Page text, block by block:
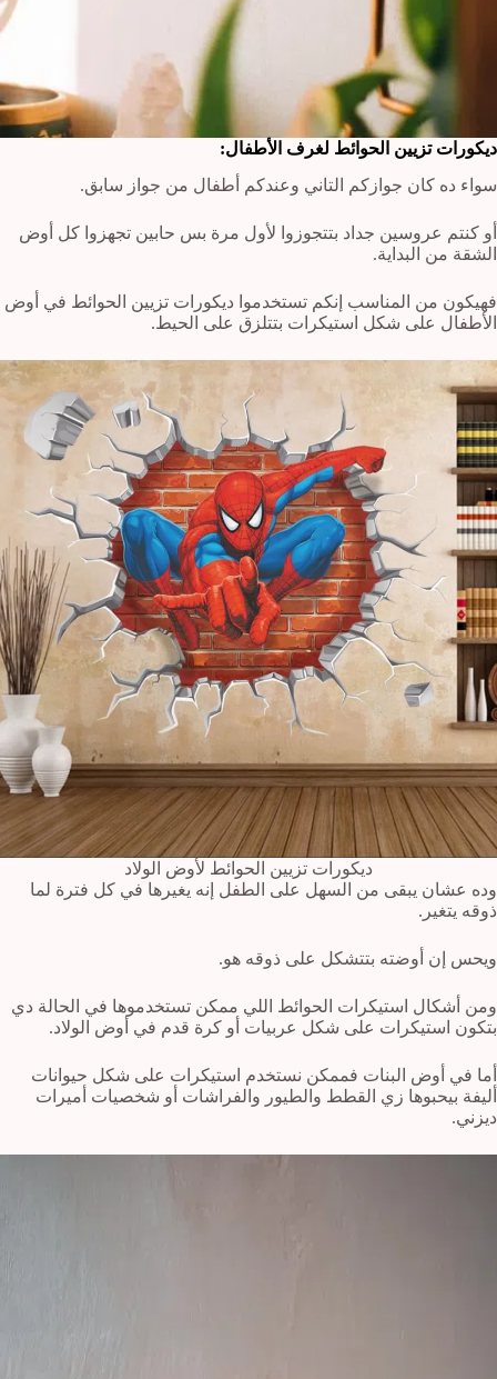
ديكورات تزيين الحوائط لغرف الأطفال:
سواء ده كان جوازكم التاني وعندكم أطفال من جواز سابق.
أو كنتم عروسين جداد بتتجوزوا لأول مرة بس حابين تجهزوا كل أوض
الشقة من البداية.
فهيكون من المناسب إنكم تستخدموا ديكورات تزيين الحوائط في أوض
الأطفال على شكل استيكرات بتتلزق على الحيط.
ديكورات تزيين الحوائط لأوض الولاد
وده عشان يبقى من السهل على الطفل إنه يغيرها في كل فترة لما
ذوقه يتغير.
ويحس إن أوضته بتتشكل على ذوقه هو.
ومن أشكال استيكرات الحوائط اللي ممكن تستخدموها في الحالة دي
بتكون استيكرات على شكل عربيات أو كرة قدم في أوض الولاد.
أما في أوض البنات فممكن نستخدم استيكرات على شكل حيوانات
أليفة بيحبوها زي القطط والطيور والفراشات أو شخصيات أميرات
ديزني.